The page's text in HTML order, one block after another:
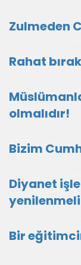
Zulmeden
Rahat
olmalıdır!
Bizim
Diyanet
Bir